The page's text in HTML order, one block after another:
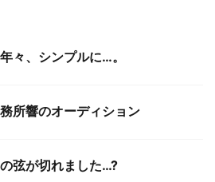
々、シンプルに…。
所響のオーディション
弦が切れました…?